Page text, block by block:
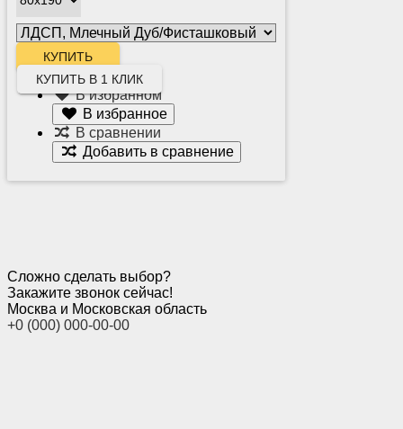
КУПИТЬ В 1 КЛИК
В избранном
В избранное
В сравнении
Добавить в сравнение
Сложно сделать выбор?
Закажите звонок сейчас!
Москва и Московская область
+0 (000) 000-00-00